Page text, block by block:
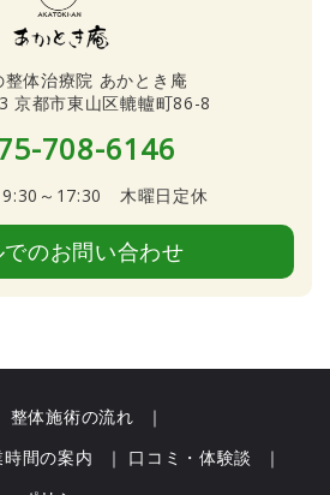
整体治療院 あかとき庵
京都市東山区轆轤町86-8
708-6146
～17:30 木曜日定休
でのお問い合わせ
整体施術の流れ
｜
時間の案内 ｜ 口コミ・体験談
｜